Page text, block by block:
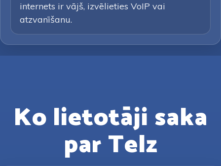
internets ir vājš, izvēlieties VoIP vai
atzvanīšanu.
Ko lietotāji saka
par Telz